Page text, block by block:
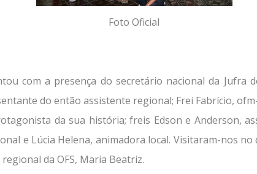
Foto Oficial
com a presença do secretário nacional da Jufra
do então assistente regional; Frei Fabrício,
da sua história; freis Edson e Anderson,
e Lúcia Helena, animadora local. Visitaram-nos
da OFS, Maria Beatriz.